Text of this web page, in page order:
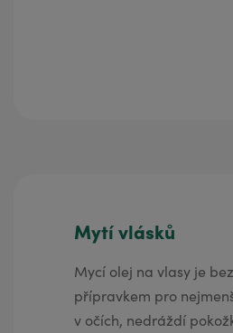
Mytí vlásků
Mycí olej na vlasy je
přípravkem pro
v očích, nedráždí